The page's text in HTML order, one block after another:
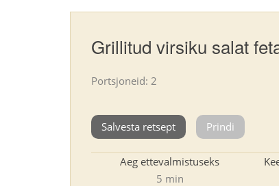
Grillitud virsiku salat
Portsjoneid: 2
Salvesta retsept Prindi
Aeg ettevalmistuseks
5 min